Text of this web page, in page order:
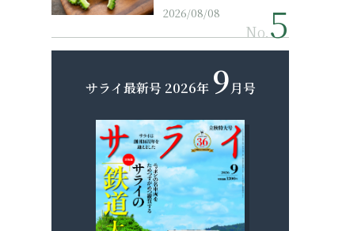
2026/08/08
No.
サライ最新号 2026年 9月号